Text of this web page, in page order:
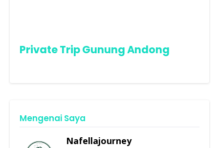
Private Trip Gunung Andong
Mengenai Saya
Nafellajourney